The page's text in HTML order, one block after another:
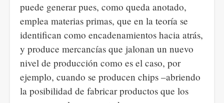
puede generar pues, como queda anotado,
emplea materias primas, que en la teoría se
identifican como encadenamientos hacia atrás,
y produce mercancías que jalonan un nuevo
nivel de producción como es el caso, por
ejemplo, cuando se producen chips –abriendo
la posibilidad de fabricar productos que los